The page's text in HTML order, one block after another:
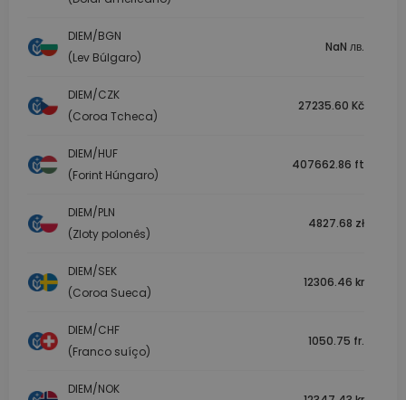
DIEM/BGN
(Lev Búlgaro)
NaN лв.
DIEM/CZK
(Coroa Tcheca)
27235.60 Kč
DIEM/HUF
(Forint Húngaro)
407662.86 ft
DIEM/PLN
(Zloty polonês)
4827.68 zł
DIEM/SEK
(Coroa Sueca)
12306.46 kr
DIEM/CHF
(Franco suíço)
1050.75 fr.
DIEM/NOK